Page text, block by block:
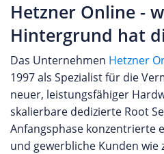
Hetzner Online -
Hintergrund hat
Das Unternehmen Hetzner
1997 als Spezialist für die
neuer, leistungsfähiger
skalierbare dedizierte Root
Anfangsphase konzentrierte
und gewerbliche Kunden wie